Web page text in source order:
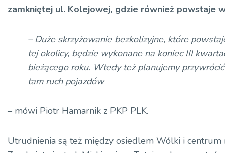
zamkniętej ul. Kolejowej, gdzie również powstaje
– Duże skrzyżowanie bezkolizyjne, które
tej okolicy, będzie wykonane na koniec III
bieżącego roku. Wtedy też planujemy przywrócić
tam ruch pojazdów
– mówi Piotr Hamarnik z PKP PLK.
Utrudnienia są też między osiedlem Wólki i centrum